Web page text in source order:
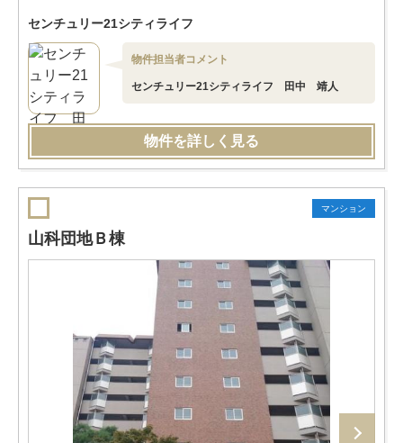
センチュリー21シティライフ
物件担当者コメント
センチュリー21シティライフ 田中 靖人
物件を詳しく見る
マンション
山科団地Ｂ棟